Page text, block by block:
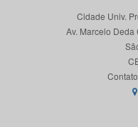
Cidade Univ.
Av. Marcelo Deda